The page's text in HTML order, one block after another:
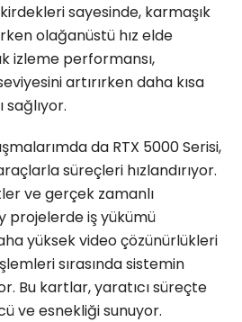
sayesinde, karmaşık
olağanüstü hız elde
izleme performansı,
artırırken daha kısa
da RTX 5000 Serisi,
süreçleri hızlandırıyor.
ve gerçek zamanlı
projelerde iş yükümü
yüksek video çözünürlükleri
sırasında sistemin
Bu kartlar, yaratıcı süreçte
ve esnekliği sunuyor.